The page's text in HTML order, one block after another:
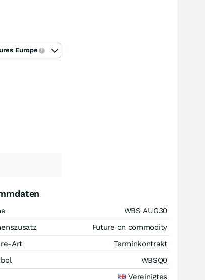
Europe
WBS AUG30
Future on commodity
Art
Terminkontrakt
WBSQ0
Vereinigtes